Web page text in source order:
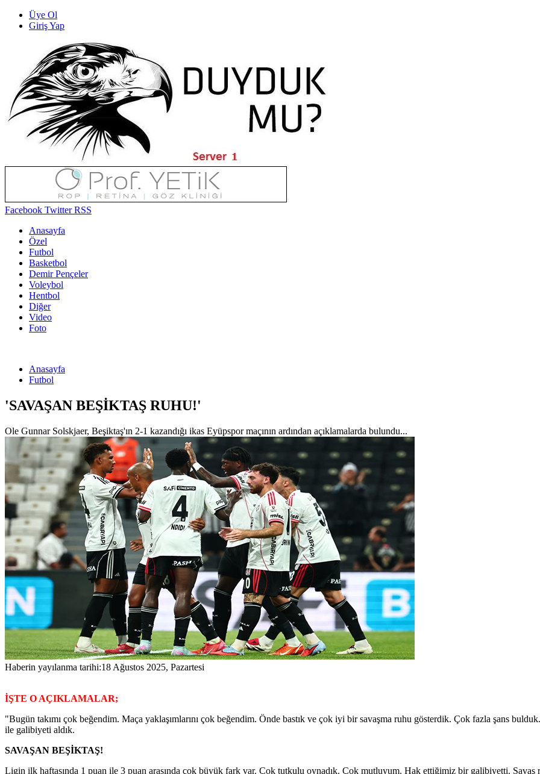
Üye Ol
Giriş Yap
Facebook TwitterRSS
Anasayfa
Özel
Futbol
Basketbol
Demir Pençeler
Voleybol
Hentbol
Diğer
Video
Foto
Anasayfa
Futbol
'SAVAŞAN BEŞİKTAŞ RUHU!'
Ole Gunnar Solskjaer, Beşiktaş'ın 2-1 kazandığı ikas Eyüpspor maçının ardından açıklamalarda bulundu...
Haberin yayılanma tarihi:18 Ağustos 2025, Pazartesi
İŞTE O AÇIKLAMALAR;
"Bugün takımı çok beğendim. Maça yaklaşımlarını çok beğendim. Önde bastık ve çok iyi bir savaşma ruhu gösterdik. Çok fazla şans
ile galibiyeti aldık.
SAVAŞAN BEŞİKTAŞ!
Ligin ilk haftasında 1 puan ile 3 puan arasında çok büyük fark var. Çok tutkulu oynadık. Çok mutluyum. Hak ettiğimiz bir galibiyetti. Savaş